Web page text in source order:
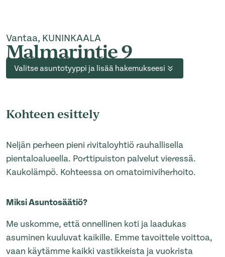
Vantaa, KUNINKAALA
Malmarintie 9
Valitse asuntotyyppi ja lisää hakemukseesi
Kohteen esittely
Neljän perheen pieni rivitaloyhtiö rauhallisella
pientaloalueella. Porttipuiston palvelut vieressä.
Kaukolämpö. Kohteessa on omatoimiviherhoito.
Miksi Asuntosäätiö?
Me uskomme, että onnellinen koti ja laadukas
asuminen kuuluvat kaikille. Emme tavoittele voittoa,
vaan käytämme kaikki vastikkeista ja vuokrista